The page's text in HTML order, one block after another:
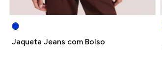
Jaqueta Jeans com Bolso